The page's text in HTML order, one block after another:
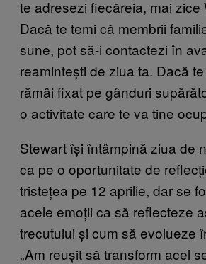
te adresezi fiecăreia, mai zice
Dacă te temi că membrii
sune, pot să-i contactezi în
reamintești de ziua ta. Dacă
rămâi fixat pe gânduri
o activitate care te va tine
Stewart își întâmpină ziua de
ca pe o oportunitate de
tristețea pe 12 aprilie, dar se
acele emoții ca să reflecteze
trecutului și cum să evolueze
„Am reușit să transform acel